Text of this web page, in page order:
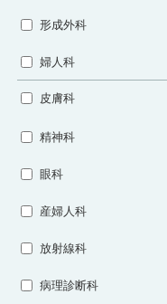
形成外科
婦人科
皮膚科
精神科
眼科
産婦人科
放射線科
病理診断科